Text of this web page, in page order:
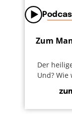
Zum
Der
Und? Wie